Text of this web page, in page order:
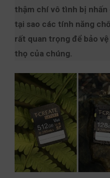
thậm chí vô tình bị nhấn
tại sao các tính năng
rất quan trọng để bảo
thọ của chúng.